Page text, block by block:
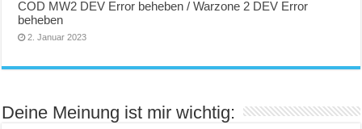
COD MW2 DEV Error beheben / Warzone 2 DEV Error
beheben
2. Januar 2023
Deine Meinung ist mir wichtig: